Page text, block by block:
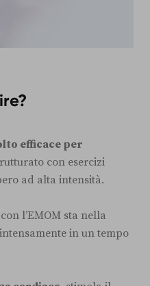
efficace per
con esercizi
ad alta intensità.
l’EMOM sta nella
in un tempo